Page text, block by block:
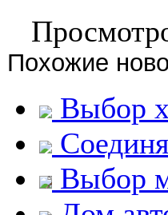
Похожие
Выбор
Выбор